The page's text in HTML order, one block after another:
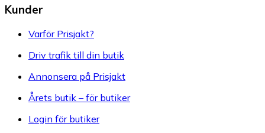
Kunder
Varför Prisjakt?
Driv trafik till din butik
Annonsera på Prisjakt
Årets butik – för butiker
Login för butiker